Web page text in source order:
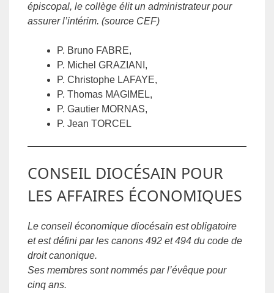
épiscopal, le collège élit un administrateur pour
assurer l’intérim. (source CEF)
P. Bruno FABRE,
P. Michel GRAZIANI,
P. Christophe LAFAYE,
P. Thomas MAGIMEL,
P. Gautier MORNAS,
P. Jean TORCEL
CONSEIL DIOCÉSAIN POUR
LES AFFAIRES ÉCONOMIQUES
Le conseil économique diocésain est obligatoire
et est défini par les canons 492 et 494 du code de
droit canonique.
Ses membres sont nommés par l’évêque pour
cinq ans.